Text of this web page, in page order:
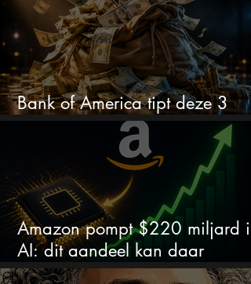
Bank of America tipt deze 3
chipaandelen
Amazon pompt $220 miljard in
AI: dit aandeel kan daar
explosief van profiteren